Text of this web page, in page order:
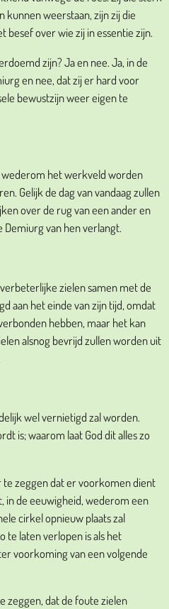
kunnen weerstaan, zijn zij die
besef over wie zij in essentie zijn.
zijn? Ja en nee. Ja, in de
en nee, dat zij er hard voor
bewustzijn weer eigen te
wederom het werkveld worden
Gelijk de dag van vandaag zullen
over de rug van een ander en
Demiurg van hen verlangt.
zielen samen met de
aan het einde van zijn tijd, omdat
hebben, maar het kan
alsnog bevrijd zullen worden uit
wel vernietigd zal worden.
is; waarom laat God dit alles zo
zeggen dat er voorkomen dient
in de eeuwigheid, wederom een
cirkel opnieuw plaats zal
te laten verlopen is als het
voorkoming van een volgende
zeggen, dat de foute zielen